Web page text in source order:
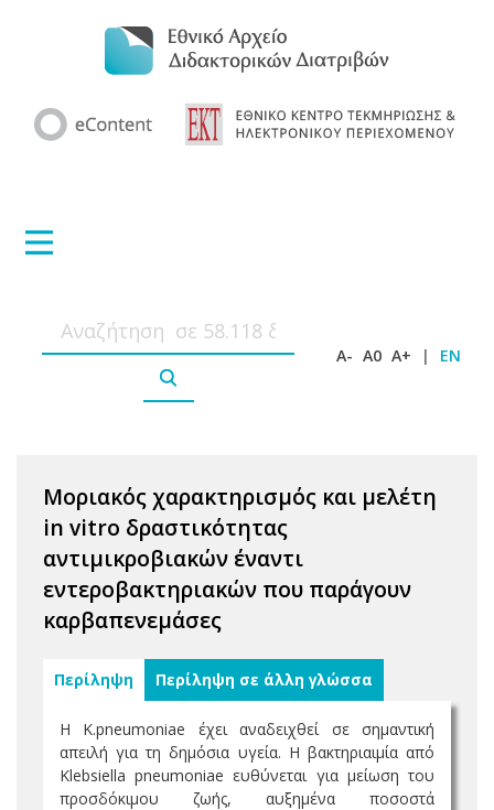
A- A0 A+ | EN
Μοριακός χαρακτηρισμός και μελέτη
in vitro δραστικότητας
αντιμικροβιακών έναντι
εντεροβακτηριακών που παράγουν
καρβαπενεμάσες
Περίληψη Περίληψη σε άλλη γλώσσα
H K.pneumoniae έχει αναδειχθεί σε σημαντική
απειλή για τη δημόσια υγεία. Η βακτηριαιμία από
Klebsiella pneumoniae ευθύνεται για μείωση του
προσδόκιμου ζωής, αυξημένα ποσοστά